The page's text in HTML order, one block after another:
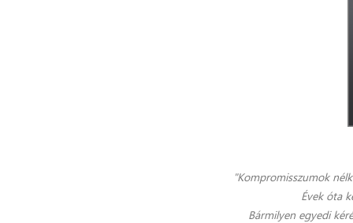
"Kompromisszumok
Évek óta
Bármilyen egyedi